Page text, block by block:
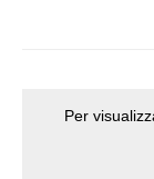
Per